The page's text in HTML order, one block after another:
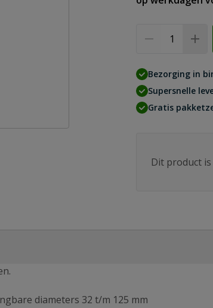
Bezorging in
Supersnelle
Gratis
Dit product
diameters 32 t/m 125 mm